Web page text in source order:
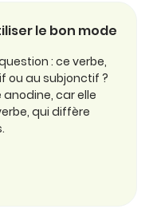
le bon mode
: ce verbe,
ou au subjonctif ?
car elle
qui diffère